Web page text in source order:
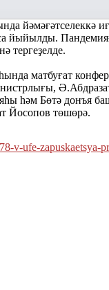
йәмәғәтселеккә
йыйылды.
тергеҙелде.
матбуғат
һәм Бөтә донъя
Йосопов төшөрә.
v-ufe-zapuskaetsya-